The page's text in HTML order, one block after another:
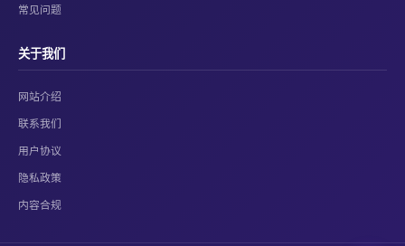
常见问题
关于我们
网站介绍
联系我们
用户协议
隐私政策
内容合规